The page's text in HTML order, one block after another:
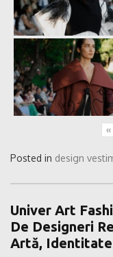
«
Posted in design
Univer Art
De Designeri
Artă, Identitate